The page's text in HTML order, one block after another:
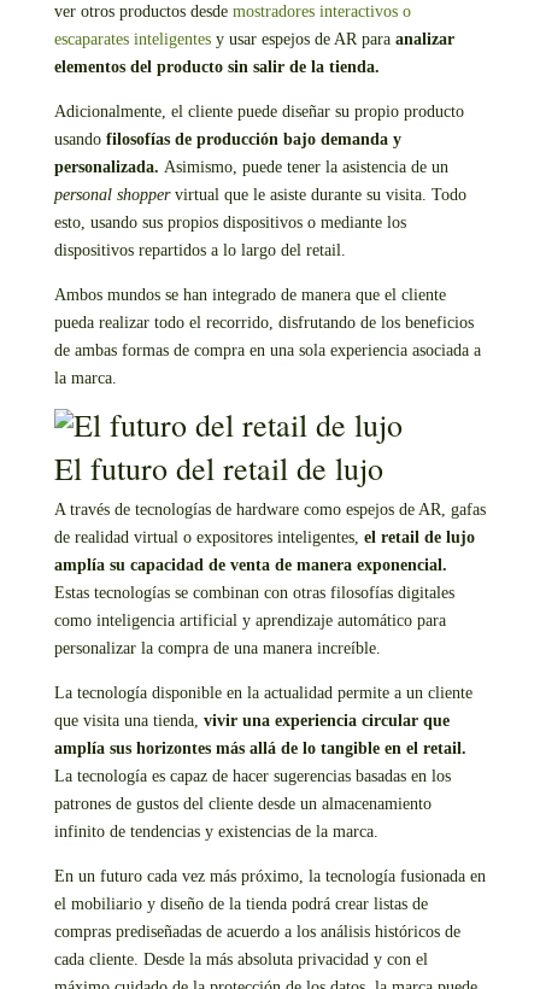
ver otros productos desde mostradores interactivos o
escaparates inteligentesy usar espejos de AR para analizar
elementos del producto sin salir de la tienda.
Adicionalmente, el cliente puede diseñar su propio producto
usando filosofías de producción bajo demanda y
personalizada. Asimismo, puede tener la asistencia de un
personal shoppervirtual que le asiste durante su visita. Todo
esto, usando sus propios dispositivos o mediante los
dispositivos repartidos a lo largo del retail.
Ambos mundos se han integrado de manera que el cliente
pueda realizar todo el recorrido, disfrutando de los beneficios
de ambas formas de compra en una sola experiencia asociada a
la marca.
El futuro del retail de lujo
A través de tecnologías de hardware como espejos de AR, gafas
de realidad virtual o expositores inteligentes, el retail de lujo
amplía su capacidad de venta de manera exponencial.
Estas tecnologías se combinan con otras filosofías digitales
como inteligencia artificial y aprendizaje automático para
personalizar la compra de una manera increíble.
La tecnología disponible en la actualidad permite a un cliente
que visita una tienda, vivir una experiencia circular que
amplía sus horizontes más allá de lo tangible en el retail.
La tecnología es capaz de hacer sugerencias basadas en los
patrones de gustos del cliente desde un almacenamiento
infinito de tendencias y existencias de la marca.
En un futuro cada vez más próximo, la tecnología fusionada en
el mobiliario y diseño de la tienda podrá crear listas de
compras prediseñadas de acuerdo a los análisis históricos de
cada cliente. Desde la más absoluta privacidad y con el